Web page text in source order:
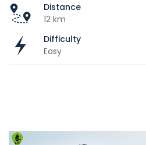
Distance
12 km
Difficulty
Easy